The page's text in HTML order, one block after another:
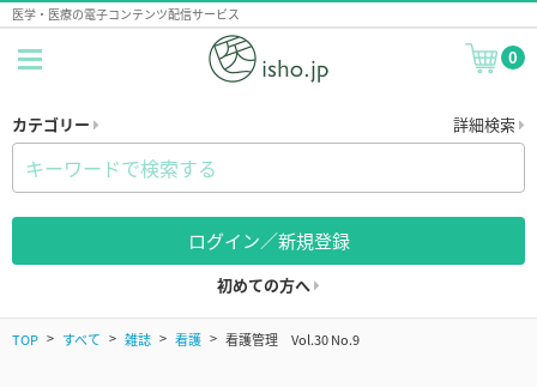
医学・医療の電子コンテンツ配信サービス
0
カテゴリー 詳細検索
ログイン／新規登録
初めての方へ
TOP すべて 雑誌 看護 看護管理 Vol.30 No.9